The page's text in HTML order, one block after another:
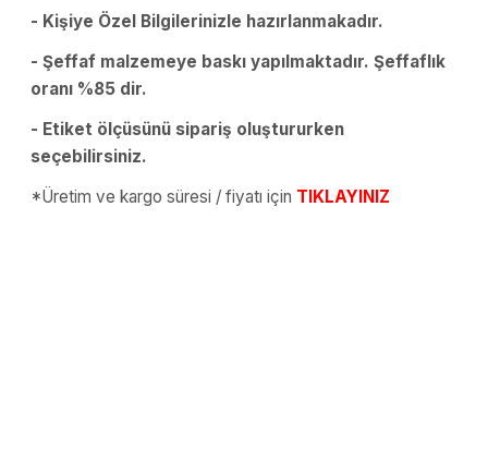
- Kişiye Özel Bilgilerinizle hazırlanmakadır.
- Şeffaf malzemeye baskı yapılmaktadır. Şeffaflık
oranı %85 dir.
- Etiket ölçüsünü sipariş oluştururken
seçebilirsiniz.
*Üretim ve kargo süresi / fiyatı için TIKLAYINIZ